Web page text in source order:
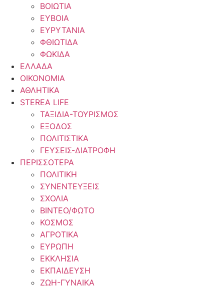
ΒΟΙΩΤΙΑ
ΕΥΒΟΙΑ
ΕΥΡΥΤΑΝΙΑ
ΦΘΙΩΤΙΔΑ
ΦΩΚΙΔΑ
ΕΛΛΑΔΑ
ΟΙΚΟΝΟΜΙΑ
ΑΘΛΗΤΙΚΑ
STEREA LIFE
ΤΑΞΙΔΙΑ-ΤΟΥΡΙΣΜΟΣ
ΕΞΟΔΟΣ
ΠΟΛΙΤΙΣΤΙΚΑ
ΓΕΥΣΕΙΣ-ΔΙΑΤΡΟΦΗ
ΠΕΡΙΣΣΟΤΕΡΑ
ΠΟΛΙΤΙΚΗ
ΣΥΝΕΝΤΕΥΞΕΙΣ
ΣΧΟΛΙΑ
ΒΙΝΤΕΟ/ΦΩΤΟ
ΚΟΣΜΟΣ
ΑΓΡΟΤΙΚΑ
ΕΥΡΩΠΗ
ΕΚΚΛΗΣΙΑ
ΕΚΠΑΙΔΕΥΣΗ
ΖΩΗ-ΓΥΝΑΙΚΑ